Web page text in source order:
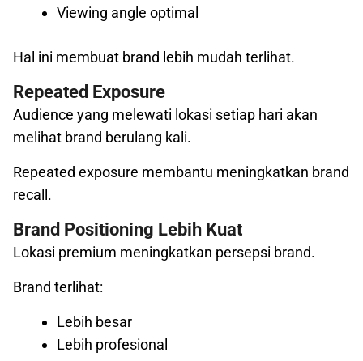
Viewing angle optimal
Hal ini membuat brand lebih mudah terlihat.
Repeated Exposure
Audience yang melewati lokasi setiap hari akan
melihat brand berulang kali.
Repeated exposure membantu meningkatkan brand
recall.
Brand Positioning Lebih Kuat
Lokasi premium meningkatkan persepsi brand.
Brand terlihat:
Lebih besar
Lebih profesional